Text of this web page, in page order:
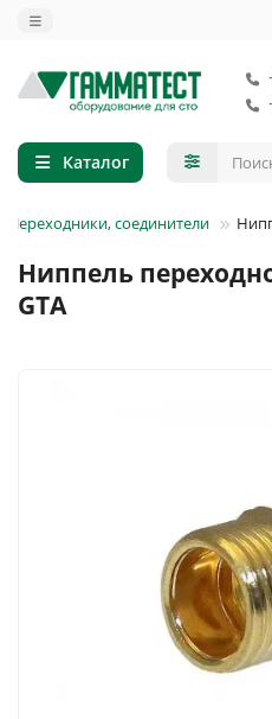
Каталог
Переходники, соединители
Ниппель
GTA